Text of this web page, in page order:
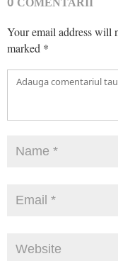
Your email address will
marked *